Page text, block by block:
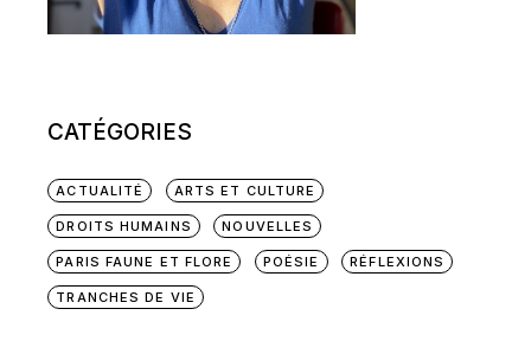
CATÉGORIES
ACTUALITÉ ARTS ET CULTURE
DROITS HUMAINS NOUVELLES
PARIS FAUNE ET FLORE POÉSIE RÉFLEXIONS
TRANCHES DE VIE